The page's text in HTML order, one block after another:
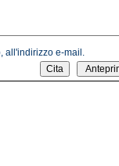
all'indirizzo e-mail.